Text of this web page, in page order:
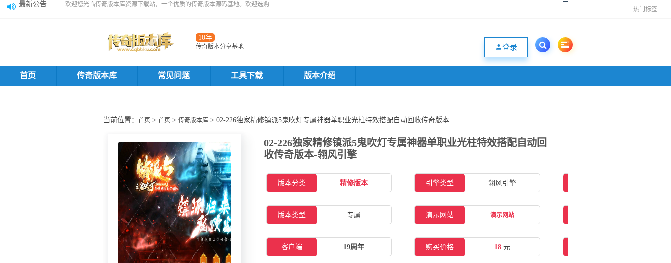
最新公告 欢迎您光临传奇版本库资源下载站，一个优质的传奇版本源码基地。欢迎选购
热门标签
10年
传奇版本分享基地 登录
首页 传奇版本库 常见问题 工具下载 版本介绍
当前位置： 首页 > 首页 > 传奇版本库 > 02-226独家精修镇派5鬼吹灯专属神器单职业光柱特效搭配自动回收传奇版本
02-226独家精修镇派5鬼吹灯专属神器单职业光柱特效搭配自动回
收传奇版本-翎风引擎
版本分类 精修版本 引擎类型 翎风引擎
版本类型 专属 演示网站 演示网站
客户端 19周年 购买价格 18 元